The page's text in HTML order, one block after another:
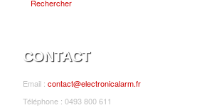
Rechercher
CONTACT
Email :contact@electronicalarm.fr
Téléphone : 0493 800 611